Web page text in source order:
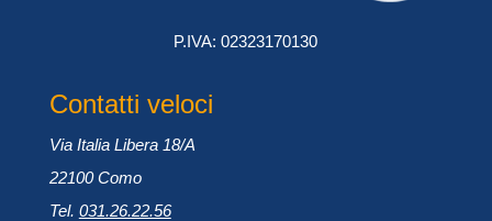
P.IVA: 02323170130
Contatti veloci
Via Italia Libera 18/A
22100 Como
Tel. 031.26.22.56